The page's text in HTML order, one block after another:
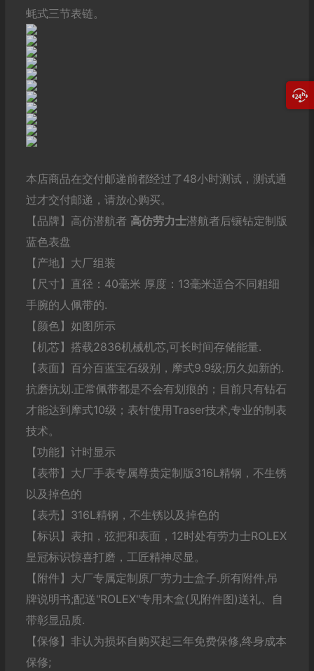
蚝式三节表链。
本店商品在交付邮递前都经过了48小时测试，测试通
过才交付邮递，请放心购买。
【品牌】高仿潜航者 高仿劳力士潜航者后镶钻定制版
蓝色表盘
【产地】大厂组装
【尺寸】直径：40毫米 厚度：13毫米适合不同粗细
手腕的人佩带的.
【颜色】如图所示
【机芯】搭载2836机械机芯,可长时间存储能量.
【表面】百分百蓝宝石级别，摩式9.9级;历久如新的.
抗磨抗划.正常佩带都是不会有划痕的；目前只有钻石
才能达到摩式10级；表针使用Traser技术,专业的制表
技术。
【功能】计时显示
【表带】大厂手表专属尊贵定制版316L精钢，不生锈
以及掉色的
【表壳】316L精钢，不生锈以及掉色的
【标识】表扣，弦把和表面，12时处有劳力士ROLEX
皇冠标识惊喜打磨，工匠精神尽显。
【附件】大厂专属定制原厂劳力士盒子.所有附件,吊
牌说明书;配送"ROLEX"专用木盒(见附件图)送礼、自
带彰显品质.
【保修】非认为损坏自购买起三年免费保修,终身成本
保修;